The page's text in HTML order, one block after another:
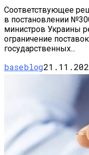
Соответствующее
в постановлении
министров Украины
ограничение
государственных...
baseblog